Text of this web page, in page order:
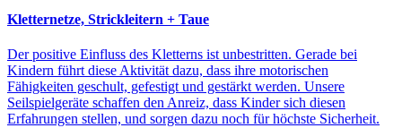
Kletternetze, Strickleitern + Taue
Der positive Einfluss des Kletterns ist unbestritten. Gerade bei
Kindern führt diese Aktivität dazu, dass ihre motorischen
Fähigkeiten geschult, gefestigt und gestärkt werden. Unsere
Seilspielgeräte schaffen den Anreiz, dass Kinder sich diesen
Erfahrungen stellen, und sorgen dazu noch für höchste Sicherheit.